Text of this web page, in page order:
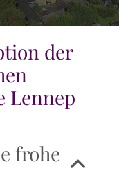
der
Lennep
frohe